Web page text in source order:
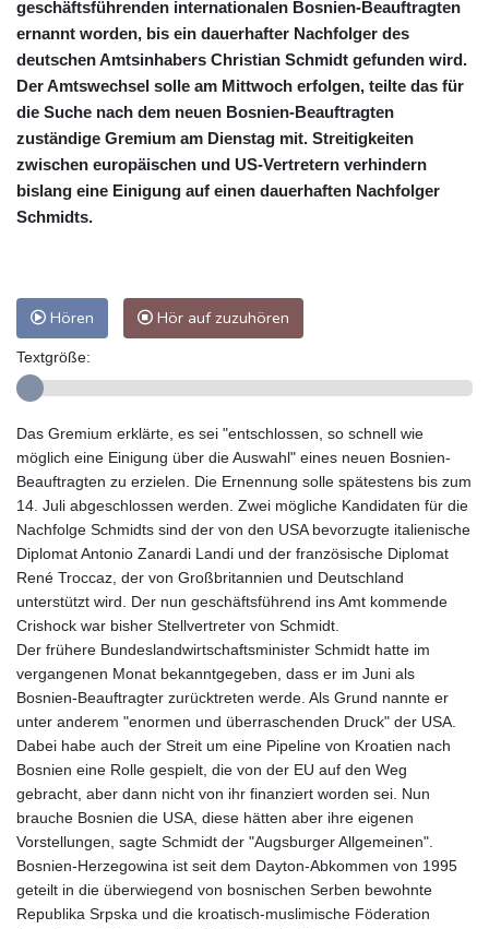
geschäftsführenden internationalen Bosnien-Beauftragten
ernannt worden, bis ein dauerhafter Nachfolger des
deutschen Amtsinhabers Christian Schmidt gefunden wird.
Der Amtswechsel solle am Mittwoch erfolgen, teilte das für
die Suche nach dem neuen Bosnien-Beauftragten
zuständige Gremium am Dienstag mit. Streitigkeiten
zwischen europäischen und US-Vertretern verhindern
bislang eine Einigung auf einen dauerhaften Nachfolger
Schmidts.
Hören Hör auf zuzuhören
Textgröße:
Das Gremium erklärte, es sei "entschlossen, so schnell wie
möglich eine Einigung über die Auswahl" eines neuen Bosnien-
Beauftragten zu erzielen. Die Ernennung solle spätestens bis zum
14. Juli abgeschlossen werden. Zwei mögliche Kandidaten für die
Nachfolge Schmidts sind der von den USA bevorzugte italienische
Diplomat Antonio Zanardi Landi und der französische Diplomat
René Troccaz, der von Großbritannien und Deutschland
unterstützt wird. Der nun geschäftsführend ins Amt kommende
Crishock war bisher Stellvertreter von Schmidt.
Der frühere Bundeslandwirtschaftsminister Schmidt hatte im
vergangenen Monat bekanntgegeben, dass er im Juni als
Bosnien-Beauftragter zurücktreten werde. Als Grund nannte er
unter anderem "enormen und überraschenden Druck" der USA.
Dabei habe auch der Streit um eine Pipeline von Kroatien nach
Bosnien eine Rolle gespielt, die von der EU auf den Weg
gebracht, aber dann nicht von ihr finanziert worden sei. Nun
brauche Bosnien die USA, diese hätten aber ihre eigenen
Vorstellungen, sagte Schmidt der "Augsburger Allgemeinen".
Bosnien-Herzegowina ist seit dem Dayton-Abkommen von 1995
geteilt in die überwiegend von bosnischen Serben bewohnte
Republika Srpska und die kroatisch-muslimische Föderation